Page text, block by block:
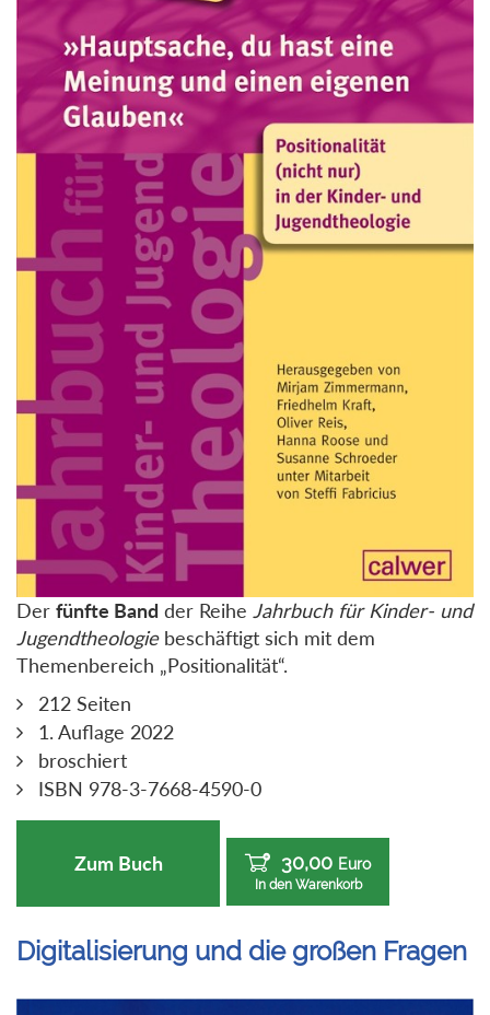
Der fünfte Band der Reihe Jahrbuch für Kinder- und
Jugendtheologiebeschäftigt sich mit dem
Themenbereich „Positionalität“.
212 Seiten
1. Auflage 2022
broschiert
ISBN 978-3-7668-4590-0
Zum Buch 30,00 Euro
In den Warenkorb
Digitalisierung und die großen Fragen